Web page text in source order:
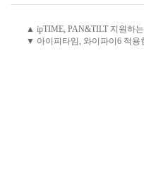
▲ ipTIME, PAN&TILT 지원하는
▼ 아이피타임, 와이파이6 적용